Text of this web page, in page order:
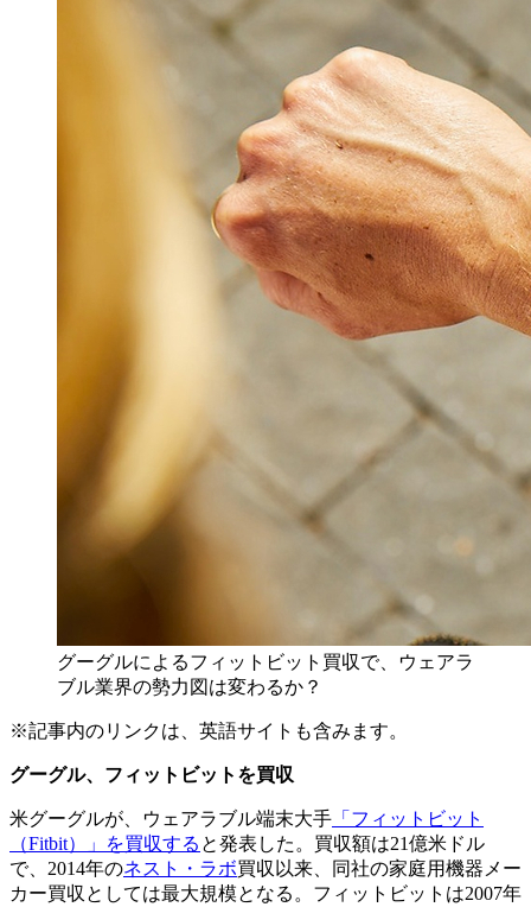
グーグルによるフィットビット買収で、ウェアラ
ブル業界の勢力図は変わるか？
※記事内のリンクは、英語サイトも含みます。
グーグル、フィットビットを買収
米グーグルが、ウェアラブル端末大手 「フィットビット
（Fitbit）」を買収する と発表した。買収額は21億米ドル
で、2014年のネスト・ラボ買収以来、同社の家庭用機器メー
カー買収としては最大規模となる。フィットビットは2007年